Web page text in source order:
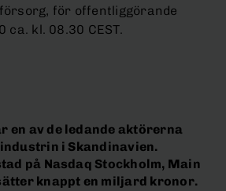
för offentliggörande
kl. 08.30 CEST.
en av de ledande aktörerna
i Skandinavien.
på Nasdaq Stockholm, Main
knappt en miljard kronor.